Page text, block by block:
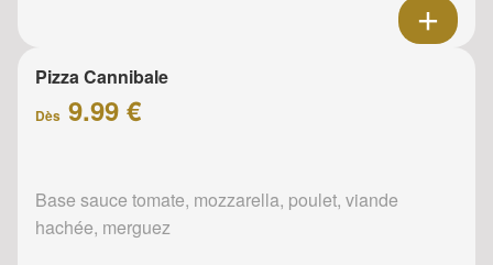
Pizza Cannibale
Dès 9.99 €
Base sauce tomate, mozzarella, poulet, viande
hachée, merguez